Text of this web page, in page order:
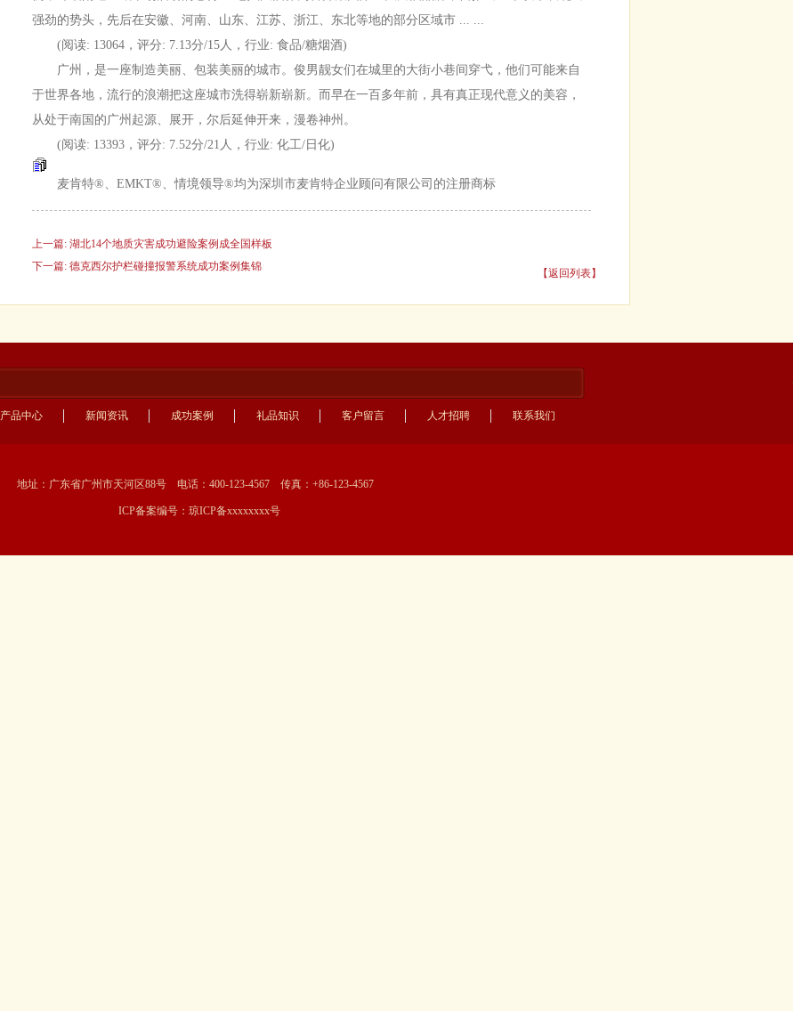
强劲的势头，先后在安徽、河南、山东、江苏、浙江、东北等地的部分区域市 ... ...
(阅读: 13064，评分: 7.13分/15人，行业: 食品/糖烟酒)
广州，是一座制造美丽、包装美丽的城市。俊男靓女们在城里的大街小巷间穿弋，他们可能来自
于世界各地，流行的浪潮把这座城市洗得崭新崭新。而早在一百多年前，具有真正现代意义的美容，
从处于南国的广州起源、展开，尔后延伸开来，漫卷神州。
(阅读: 13393，评分: 7.52分/21人，行业: 化工/日化)
麦肯特®、EMKT®、情境领导®均为深圳市麦肯特企业顾问有限公司的注册商标
上一篇: 湖北14个地质灾害成功避险案例成全国样板
下一篇: 德克西尔护栏碰撞报警系统成功案例集锦
【返回列表】
产品中心 新闻资讯 成功案例 礼品知识 客户留言 人才招聘 联系我们
地址：广东省广州市天河区88号 电话：400-123-4567 传真：+86-123-4567
ICP备案编号： 琼ICP备xxxxxxxx号